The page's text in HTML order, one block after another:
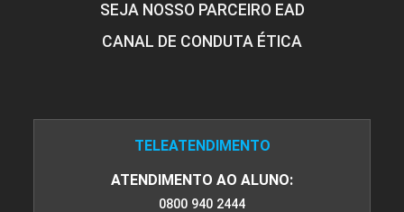
SEJA NOSSO PARCEIRO EAD
CANAL DE CONDUTA ÉTICA
TELEATENDIMENTO
ATENDIMENTO AO ALUNO:
0800 940 2444